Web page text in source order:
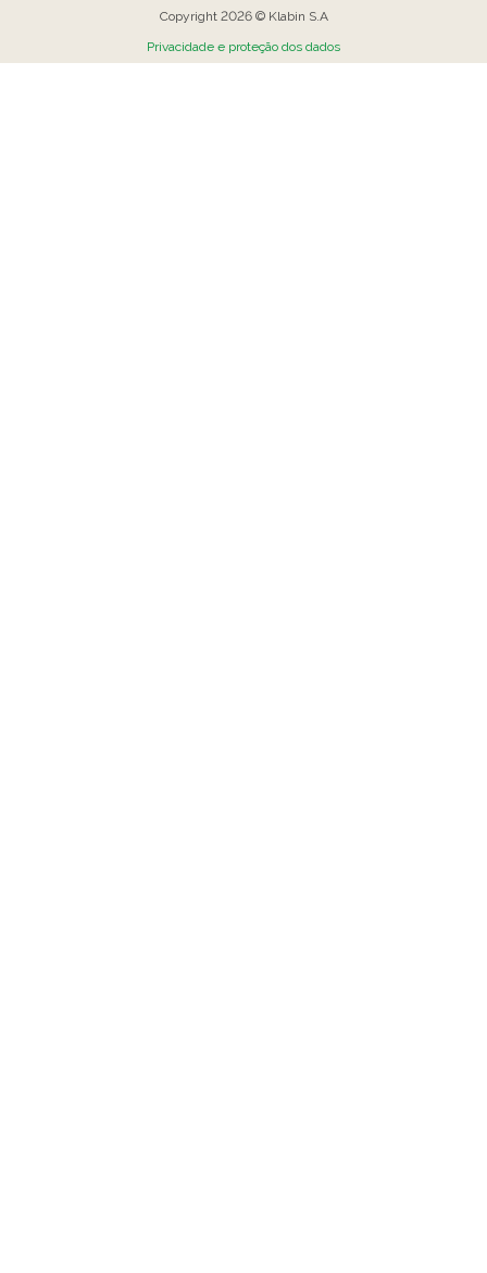
Copyright 2026 © Klabin S.A
Privacidade e proteção dos dados